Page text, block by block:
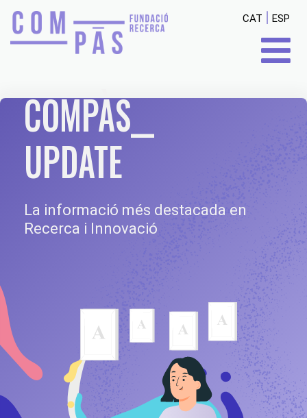
CAT ESP
COMPÀS__
UPDATE
La informació més destacada en
Recerca i Innovació